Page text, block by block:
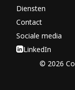
Diensten
Contact
Sociale media
LinkedIn
© 2026